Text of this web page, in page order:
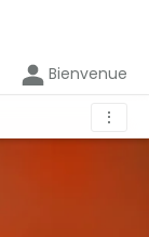
Bienvenue
⋮